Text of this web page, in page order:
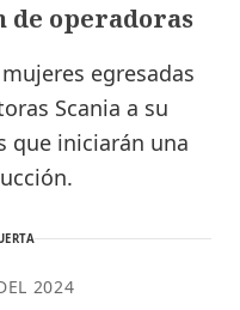
operadoras
egresadas
Scania a su
que iniciarán una
2024